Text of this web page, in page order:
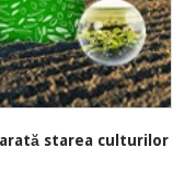
starea culturilor